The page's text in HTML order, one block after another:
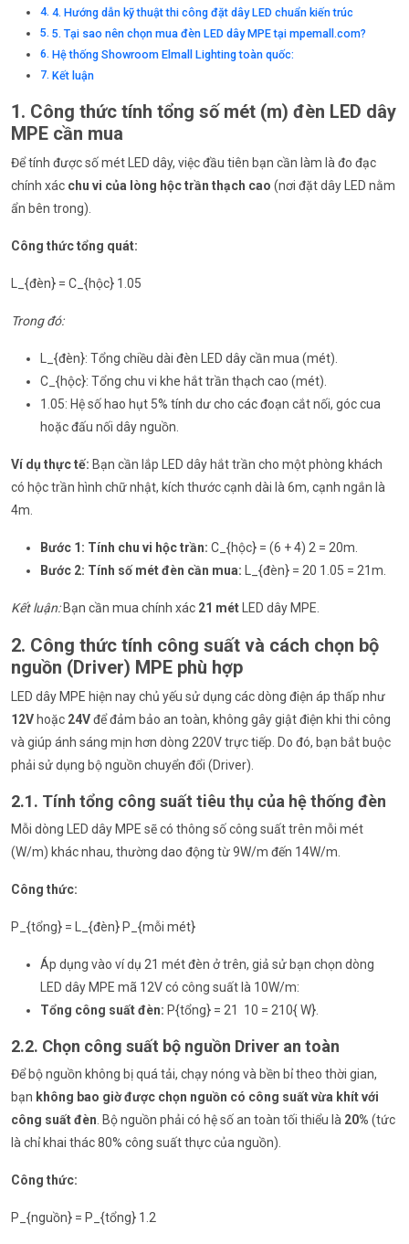
4. Hướng dẫn kỹ thuật thi công đặt dây LED chuẩn kiến trúc
5. Tại sao nên chọn mua đèn LED dây MPE tại mpemall.com?
Hệ thống Showroom Elmall Lighting toàn quốc:
Kết luận
1. Công thức tính tổng số mét (m) đèn LED dây
MPE cần mua
Để tính được số mét LED dây, việc đầu tiên bạn cần làm là đo đạc
chính xác chu vi của lòng hộc trần thạch cao (nơi đặt dây LED nằm
ẩn bên trong).
Công thức tổng quát:
L_{đèn} = C_{hộc} 1.05
Trong đó:
L_{đèn}: Tổng chiều dài đèn LED dây cần mua (mét).
C_{hộc}: Tổng chu vi khe hắt trần thạch cao (mét).
1.05: Hệ số hao hụt 5% tính dư cho các đoạn cắt nối, góc cua
hoặc đấu nối dây nguồn.
Ví dụ thực tế: Bạn cần lắp LED dây hắt trần cho một phòng khách
có hộc trần hình chữ nhật, kích thước cạnh dài là 6m, cạnh ngắn là
4m.
Bước 1: Tính chu vi hộc trần: C_{hộc} = (6 + 4) 2 = 20m.
Bước 2: Tính số mét đèn cần mua: L_{đèn} = 20 1.05 = 21m.
Kết luận:Bạn cần mua chính xác 21 mét LED dây MPE.
2. Công thức tính công suất và cách chọn bộ
nguồn (Driver) MPE phù hợp
LED dây MPE hiện nay chủ yếu sử dụng các dòng điện áp thấp như
12V hoặc 24Vđể đảm bảo an toàn, không gây giật điện khi thi công
và giúp ánh sáng mịn hơn dòng 220V trực tiếp. Do đó, bạn bắt buộc
phải sử dụng bộ nguồn chuyển đổi (Driver).
2.1. Tính tổng công suất tiêu thụ của hệ thống đèn
Mỗi dòng LED dây MPE sẽ có thông số công suất trên mỗi mét
(W/m) khác nhau, thường dao động từ 9W/m đến 14W/m.
Công thức:
P_{tổng} = L_{đèn} P_{mỗi mét}
Áp dụng vào ví dụ 21 mét đèn ở trên, giả sử bạn chọn dòng
LED dây MPE mã 12V có công suất là 10W/m:
Tổng công suất đèn: P{tổng} = 21 10 = 210{ W}.
2.2. Chọn công suất bộ nguồn Driver an toàn
Để bộ nguồn không bị quá tải, chạy nóng và bền bỉ theo thời gian,
bạn không bao giờ được chọn nguồn có công suất vừa khít với
công suất đèn. Bộ nguồn phải có hệ số an toàn tối thiểu là 20% (tức
là chỉ khai thác 80% công suất thực của nguồn).
Công thức:
P_{nguồn} = P_{tổng} 1.2